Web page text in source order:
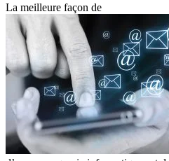
La meilleure façon de